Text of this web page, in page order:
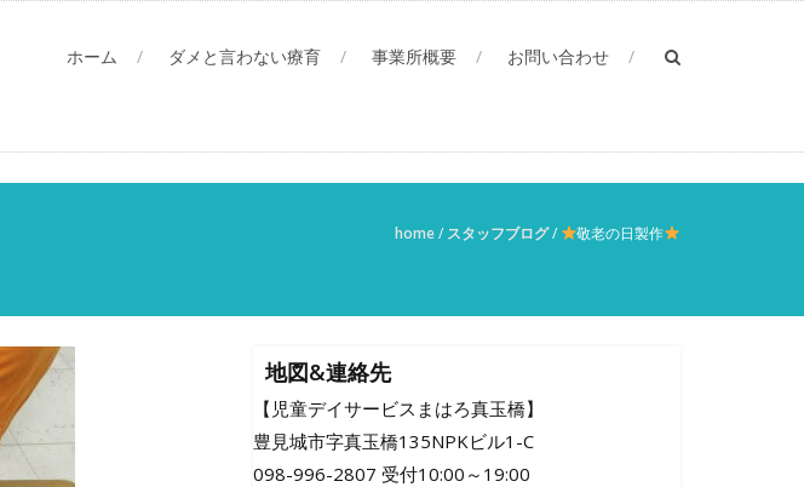
ホーム ダメと言わない療育 事業所概要 お問い合わせ
home/ スタッフブログ/ 敬老の日製作
地図&連絡先
【児童デイサービスまはろ真玉橋】
豊見城市字真玉橋135NPKビル1-C
098-996-2807 受付10:00～19:00